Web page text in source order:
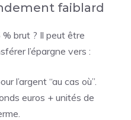
faiblard
brut ? Il peut être
l’épargne vers :
l’argent “au cas où”.
euros + unités de